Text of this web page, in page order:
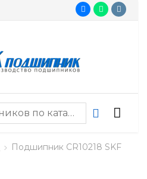
Подшипник CR10218 SKF